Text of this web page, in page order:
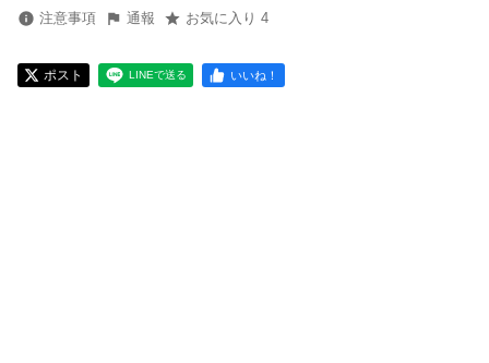
注意事項 通報 お気に入り 4
ポスト LINEで送る いいね！